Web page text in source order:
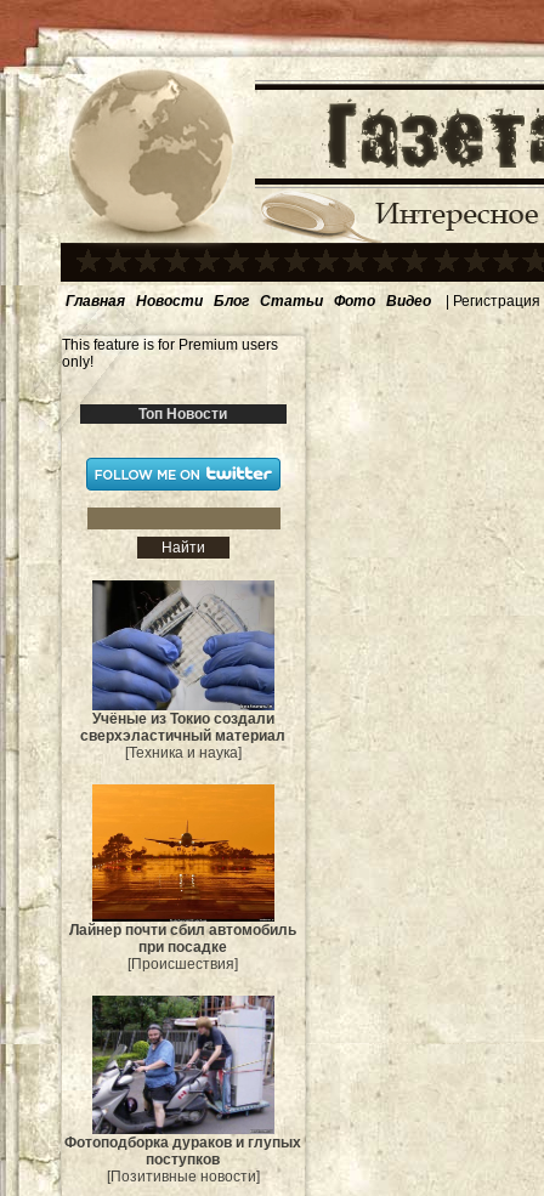
Главная Новости Блог Статьи Фото Видео | Регистрация
This feature is for Premium users
only!
Топ Новости
Учёные из Токио создали
сверхэластичный материал
[Техника и наука]
Лайнер почти сбил автомобиль
при посадке
[Происшествия]
Фотоподборка дураков и глупых
поступков
[Позитивные новости]